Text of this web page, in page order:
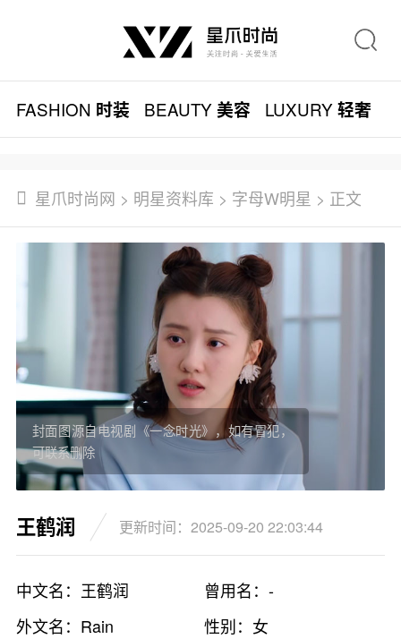
FASHION 时装 BEAUTY美容 LUXURY轻奢
星爪时尚网 > 明星资料库 > 字母W明星 > 正文
封面图源自电视剧《一念时光》，如有冒犯，
可联系删除
王鹤润 更新时间：2025-09-20 22:03:44
中文名：王鹤润
曾用名：-
外文名：Rain
性别：女